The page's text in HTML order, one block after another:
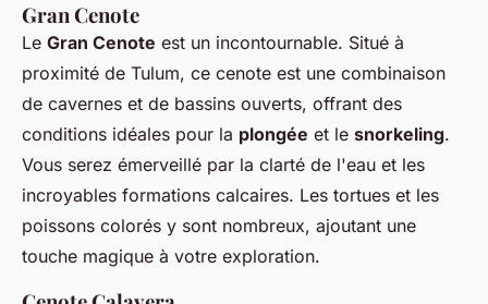
Gran Cenote
Le Gran Cenote est un incontournable. Situé à
proximité de Tulum, ce cenote est une combinaison
de cavernes et de bassins ouverts, offrant des
conditions idéales pour la plongée et le snorkeling.
Vous serez émerveillé par la clarté de l'eau et les
incroyables formations calcaires. Les tortues et les
poissons colorés y sont nombreux, ajoutant une
touche magique à votre exploration.